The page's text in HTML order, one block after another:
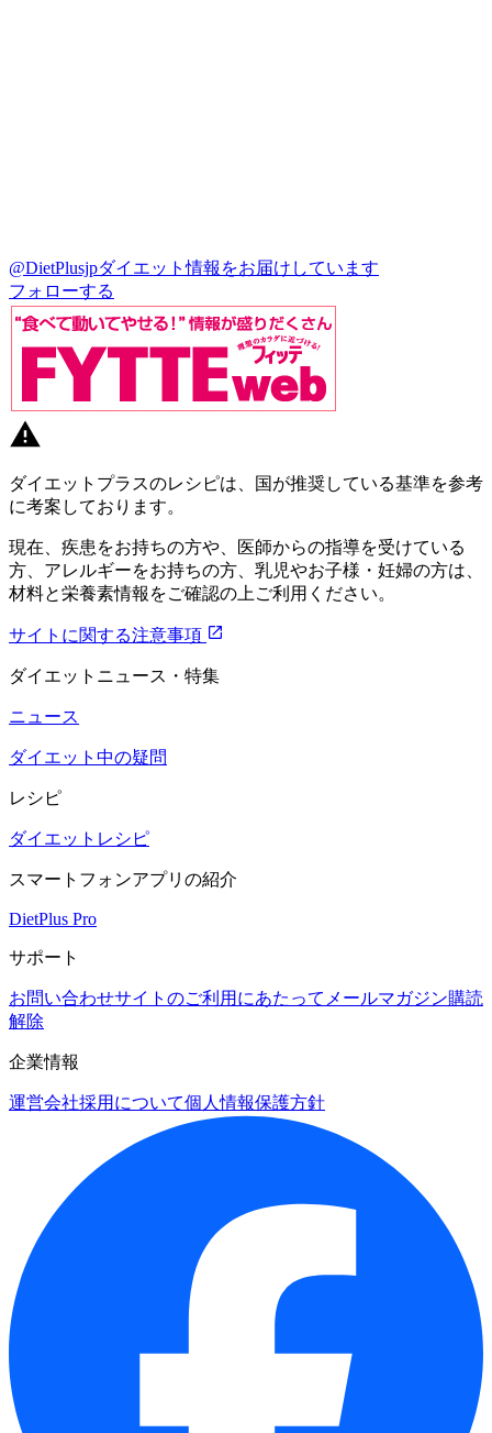
@DietPlusjpダイエット情報をお届けしています
フォローする
ダイエットプラスのレシピは、国が推奨している基準を参考
に考案しております。
現在、疾患をお持ちの方や、医師からの指導を受けている
方、アレルギーをお持ちの方、乳児やお子様・妊婦の方は、
材料と栄養素情報をご確認の上ご利用ください。
サイトに関する注意事項
ダイエットニュース・特集
ニュース
ダイエット中の疑問
レシピ
ダイエットレシピ
スマートフォンアプリの紹介
DietPlus Pro
サポート
お問い合わせサイトのご利用にあたって メールマガジン購読
解除
企業情報
運営会社採用について個人情報保護方針